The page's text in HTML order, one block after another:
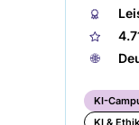
🏅︎
★
🌐︎
KI-
KI & Ethik